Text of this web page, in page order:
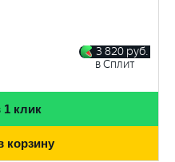
3 820 руб.
в Сплит
1 клик
корзину